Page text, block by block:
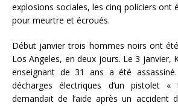
explosions sociales, les cinq policiers ont
pour meurtre et écroués.
Début janvier trois hommes noirs ont
Los Angeles, en deux jours. Le 3 janvier,
enseignant de 31 ans a été
décharges électriques d’un pistolet
demandait de l’aide après un accident